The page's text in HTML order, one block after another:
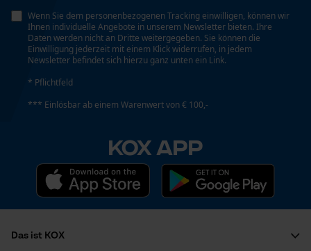
Wenn Sie dem personenbezogenen Tracking einwilligen, können wir
Ihnen individuelle Angebote in unserem Newsletter bieten. Ihre
Daten werden nicht an Dritte weitergegeben. Sie können die
Einwilligung jederzeit mit einem Klick widerrufen, in jedem
Newsletter befindet sich hierzu ganz unten ein Link.
* Pflichtfeld
*** Einlösbar ab einem Warenwert von € 100,-
KOX APP
Das ist KOX